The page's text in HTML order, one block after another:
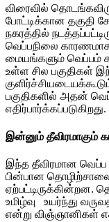
விரைவில்
போட்டிக்கான தகுதி
நகரத்தில்
வெப்பநிலை காரணமாக
மையங்களும் வெப்பம்
உள்ள சில பகுதிகள்
பகுதிகளில் அதன்
எதிர்பார்க்கப்படுகிறது.
இன்னும் தீவிரமாகும்
இந்த தீவிரமான வெப்ப
பின்பான
ஏற்பட்டிருக்கின்றன.
உமிழ்வு உயர்ந்து
என்று விஞ்ஞானிகள்